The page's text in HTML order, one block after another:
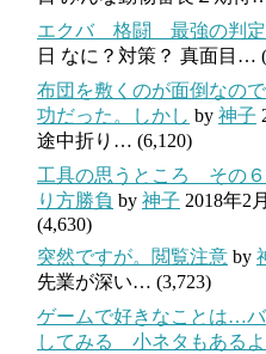
エクバ 格闘 最強の判
日 なに？対策？ 真面目…
布団を敷くのが面倒なの
功だった。しかし by 神子
途中折り… (6,120)
工具の思うところ その
り方勝負 by 神子 2018年2
(4,630)
突然ですが。閲覧注意 by
先業が深い… (3,723)
ゲームで好きなことは…
してみる 小ネタもある